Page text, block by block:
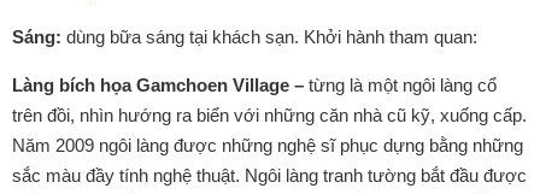
Sáng: dùng bữa sáng tại khách sạn. Khởi hành tham quan:
Làng bích họa Gamchoen Village – từng là một ngôi làng cổ
trên đồi, nhìn hướng ra biển với những căn nhà cũ kỹ, xuống cấp.
Năm 2009 ngôi làng được những nghệ sĩ phục dựng bằng những
sắc màu đầy tính nghệ thuật. Ngôi làng tranh tường bắt đầu được